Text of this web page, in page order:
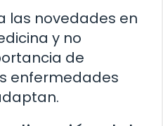
las novedades en
y no
de
enfermedades